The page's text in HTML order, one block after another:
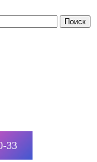
33